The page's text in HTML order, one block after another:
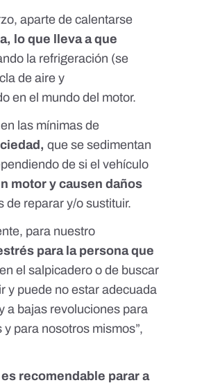
aparte de calentarse
lo que lleva a que
la refrigeración (se
de aire y
en el mundo del motor.
las mínimas de
que se sedimentan
de si el vehículo
motor y causen daños
de reparar y/o sustituir.
para nuestro
para la persona que
el salpicadero o de buscar
y puede no estar adecuada
a bajas revoluciones para
para nosotros mismos”,
recomendable parar a